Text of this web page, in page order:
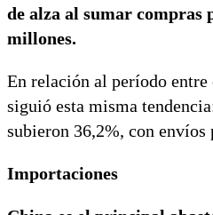
de alza al sumar compras
millones.
En relación al período
siguió esta misma
subieron 36,2%, con
Importaciones